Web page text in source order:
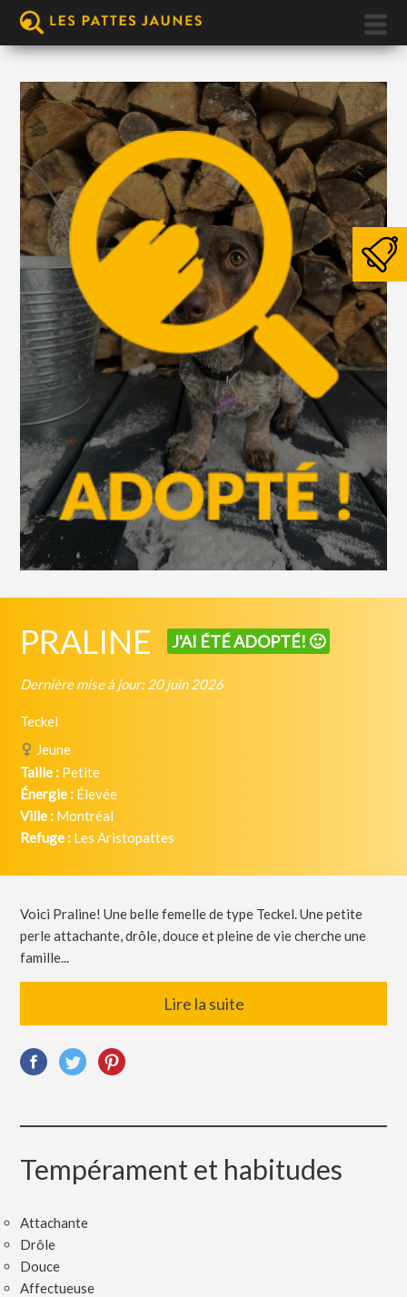
PRALINE J'AI ÉTÉ ADOPTÉ! 🙂
Dernière mise à jour: 20 juin 2026
Teckel
Jeune
Taille : Petite
Énergie : Élevée
Ville : Montréal
Refuge : Les Aristopattes
Voici Praline! Une belle femelle de type Teckel. Une petite
perle attachante, drôle, douce et pleine de vie cherche une
famille...
Lire la suite
Tempérament et habitudes
Attachante
Drôle
Douce
Affectueuse